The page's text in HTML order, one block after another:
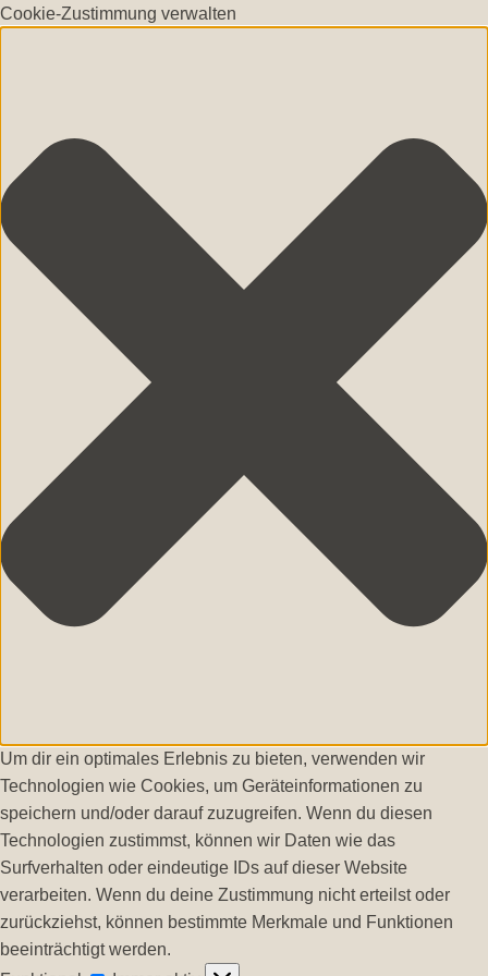
Cookie-Zustimmung verwalten
Um dir ein optimales Erlebnis zu bieten, verwenden wir
Technologien wie Cookies, um Geräteinformationen zu
speichern und/oder darauf zuzugreifen. Wenn du diesen
Technologien zustimmst, können wir Daten wie das
Surfverhalten oder eindeutige IDs auf dieser Website
verarbeiten. Wenn du deine Zustimmung nicht erteilst oder
zurückziehst, können bestimmte Merkmale und Funktionen
beeinträchtigt werden.